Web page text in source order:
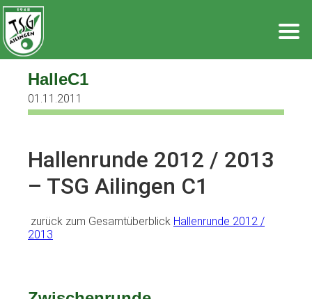
Zum
Inhalt
springen
HalleC1
01.11.2011
Hallenrunde 2012 / 2013
– TSG Ailingen C1
zurück zum Gesamtüberblick Hallenrunde 2012 /
2013